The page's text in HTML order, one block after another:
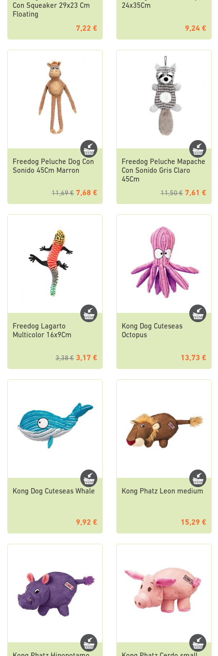
Con Squeaker 29x23 Cm
Floating
7,22 €
24x35Cm
9,24 €
Freedog Peluche Dog Con
Sonido 45Cm Marron
11,69 € 7,68 €
Freedog Peluche Mapache
Con Sonido Gris Claro
45Cm
11,50 € 7,61 €
Freedog Lagarto
Multicolor 16x9Cm
3,38 € 3,17 €
Kong Dog Cuteseas
Octopus
13,73 €
Kong Dog Cuteseas Whale
9,92 €
Kong Phatz Leon medium
15,29 €